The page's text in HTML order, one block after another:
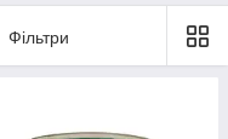
Фільтри